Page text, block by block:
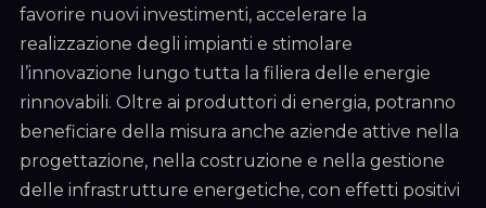
favorire nuovi investimenti, accelerare la
realizzazione degli impianti e stimolare
l’innovazione lungo tutta la filiera delle energie
rinnovabili. Oltre ai produttori di energia, potranno
beneficiare della misura anche aziende attive nella
progettazione, nella costruzione e nella gestione
delle infrastrutture energetiche, con effetti positivi